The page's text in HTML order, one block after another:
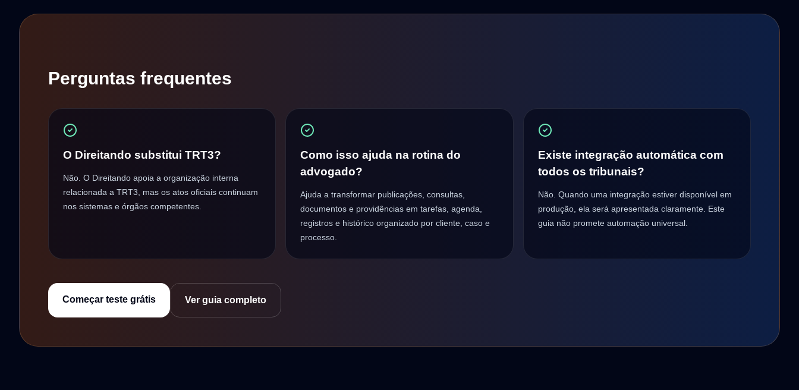
Perguntas frequentes
O Direitando substitui TRT3?
Não. O Direitando apoia a organização interna
relacionada a TRT3, mas os atos oficiais continuam
nos sistemas e órgãos competentes.
Como isso ajuda na rotina do
advogado?
Ajuda a transformar publicações, consultas,
documentos e providências em tarefas, agenda,
registros e histórico organizado por cliente, caso e
processo.
Existe integração automática com
todos os tribunais?
Não. Quando uma integração estiver disponível em
produção, ela será apresentada claramente. Este
guia não promete automação universal.
Começar teste grátis Ver guia completo